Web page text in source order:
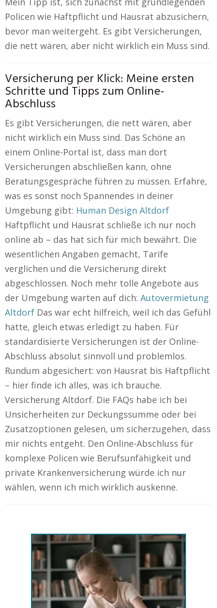
Policen wie Haftpflicht und Hausrat abzusichern,
bevor man weitergeht. Es gibt Versicherungen,
die nett wären, aber nicht wirklich ein Muss sind.
Versicherung per Klick: Meine ersten
Schritte und Tipps zum Online-
Abschluss
Es gibt Versicherungen, die nett wären, aber
nicht wirklich ein Muss sind. Das Schöne an
einem Online-Portal ist, dass man dort
Versicherungen abschließen kann, ohne
Beratungsgespräche führen zu müssen. Erfahre,
was es sonst noch Spannendes in deiner
Umgebung gibt: Human Design Altdorf
Haftpflicht und Hausrat schließe ich nur noch
online ab – das hat sich für mich bewährt. Die
wesentlichen Angaben gemacht, Tarife
verglichen und die Versicherung direkt
abgeschlossen. Noch mehr tolle Angebote aus
der Umgebung warten auf dich: Autovermietung
Altdorf Das war echt hilfreich, weil ich das Gefühl
hatte, gleich etwas erledigt zu haben. Für
standardisierte Versicherungen ist der Online-
Abschluss absolut sinnvoll und problemlos.
Rundum abgesichert: von Hausrat bis Haftpflicht
– hier finde ich alles, was ich brauche.
Versicherung Altdorf. Die FAQs habe ich bei
Unsicherheiten zur Deckungssumme oder bei
Zusatzoptionen gelesen, um sicherzugehen, dass
mir nichts entgeht. Den Online-Abschluss für
komplexe Policen wie Berufsunfähigkeit und
private Krankenversicherung würde ich nur
wählen, wenn ich mich wirklich auskenne.